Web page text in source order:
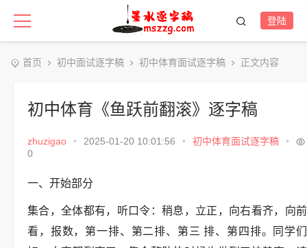
登陆
首页 初中面试逐字稿 初中体育面试逐字稿 正文内容
初中体育《鱼跃前翻滚》逐字稿
zhuzigao • 2025-01-20 10:01:56 • 初中体育面试逐字稿
•
0
一、开始部分
集合，全体都有，听口令：稍息，立正，向右看齐，向前
看，报数，第一排、第二排、第三 排、第四排。同学们